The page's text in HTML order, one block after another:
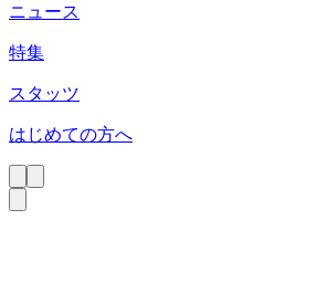
ニュース
特集
スタッツ
はじめての方へ